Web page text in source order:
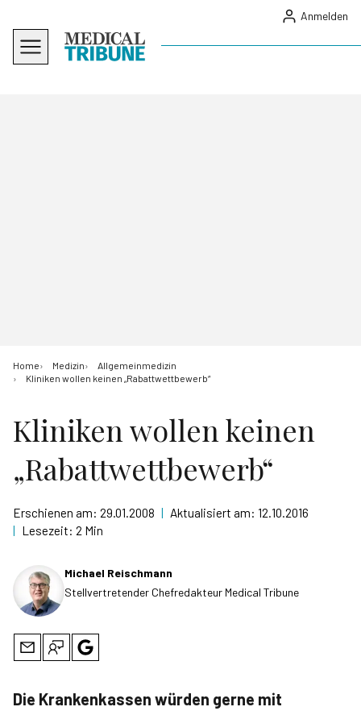
Anmelden
Home Medizin
Allgemeinmedizin
Kliniken wollen keinen „Rabattwettbewerb“
Kliniken wollen keinen
„Rabattwettbewerb“
Erschienen am: 29.01.2008 | Aktualisiert am: 12.10.2016
| Lesezeit: 2 Min
Michael Reischmann
Stellvertretender Chefredakteur Medical Tribune
Die Krankenkassen würden gerne mit